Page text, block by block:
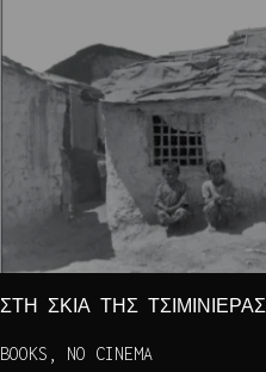
ΣΤΗ ΣΚΙΑ ΤΗΣ ΤΣΙΜΙΝΙΕΡΑΣ
BOOKS, NO CINEMA